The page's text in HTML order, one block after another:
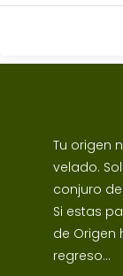
Tu origen
velado.
conjuro
Si estas
de Origen
regreso...